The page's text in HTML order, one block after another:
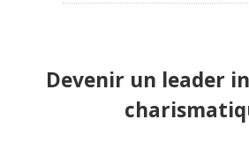
Devenir un leader